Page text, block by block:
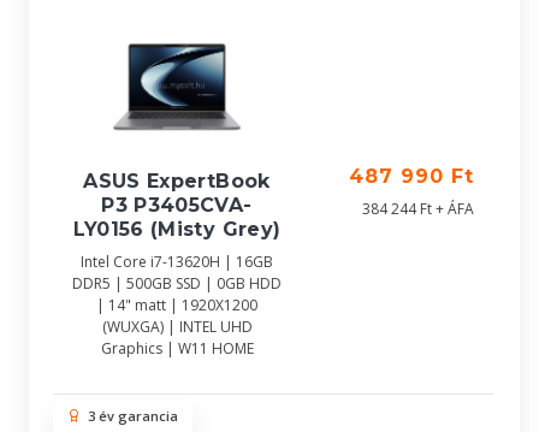
ASUS ExpertBook
P3 P3405CVA-
LY0156 (Misty Grey)
Intel Core i7-13620H | 16GB
DDR5 | 500GB SSD | 0GB HDD
| 14" matt | 1920X1200
(WUXGA) | INTEL UHD
Graphics | W11 HOME
487 990 Ft
384 244 Ft + ÁFA
3 év garancia